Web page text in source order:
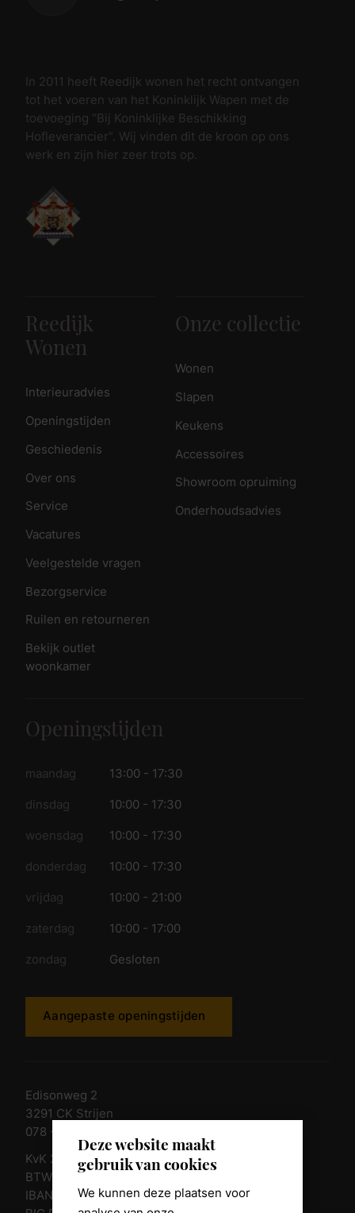
Deze website maakt
gebruik van cookies
We kunnen deze plaatsen voor
In 2011 heeft Reedijk wonen het recht ontvangen
tot het voeren van het Koninklijk Wapen met de
toevoeging “Bij Koninklijke Beschikking
Hofleverancier”. Wij vinden dit de kroon op ons
werk en zijn hier zeer trots op.
Reedijk
Wonen
Interieuradvies
Openingstijden
Geschiedenis
Over ons
Service
Vacatures
Veelgestelde vragen
Bezorgservice
Ruilen en retourneren
Bekijk outlet
woonkamer
Onze collectie
Wonen
Slapen
Keukens
Accessoires
Showroom opruiming
Onderhoudsadvies
Openingstijden
maandag 13:00 - 17:30
dinsdag 10:00 - 17:30
woensdag 10:00 - 17:30
donderdag 10:00 - 17:30
vrijdag 10:00 - 21:00
zaterdag 10:00 - 17:00
zondag Gesloten
Aangepaste openingstijden
Edisonweg 2
3291 CK Strijen
078 - 674 84 85
KvK 23011135
BTW nr. NL 805098938.B.01
IBAN NL10 RABO 0361 8039 58